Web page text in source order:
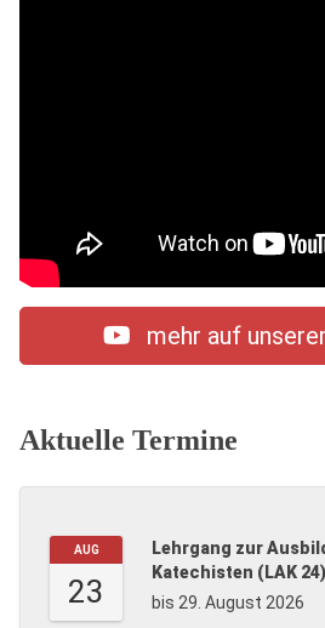
mehr auf
Aktuelle Termine
AUG
23
Lehrgang zur
Katechisten (LAK 24)
bis 29. August 2026